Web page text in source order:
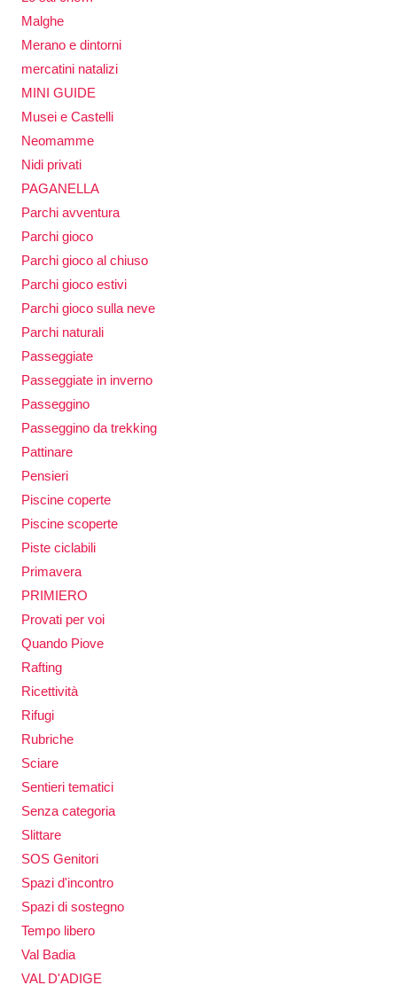
Malghe
Merano e dintorni
mercatini natalizi
MINI GUIDE
Musei e Castelli
Neomamme
Nidi privati
PAGANELLA
Parchi avventura
Parchi gioco
Parchi gioco al chiuso
Parchi gioco estivi
Parchi gioco sulla neve
Parchi naturali
Passeggiate
Passeggiate in inverno
Passeggino
Passeggino da trekking
Pattinare
Pensieri
Piscine coperte
Piscine scoperte
Piste ciclabili
Primavera
PRIMIERO
Provati per voi
Quando Piove
Rafting
Ricettività
Rifugi
Rubriche
Sciare
Sentieri tematici
Senza categoria
Slittare
SOS Genitori
Spazi d'incontro
Spazi di sostegno
Tempo libero
Val Badia
VAL D'ADIGE